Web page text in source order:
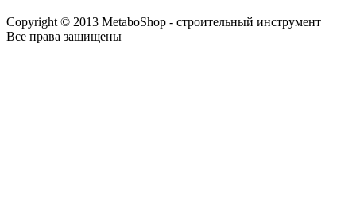
Copyright © 2013 MetaboShop - строительный инструмент
Все права защищены